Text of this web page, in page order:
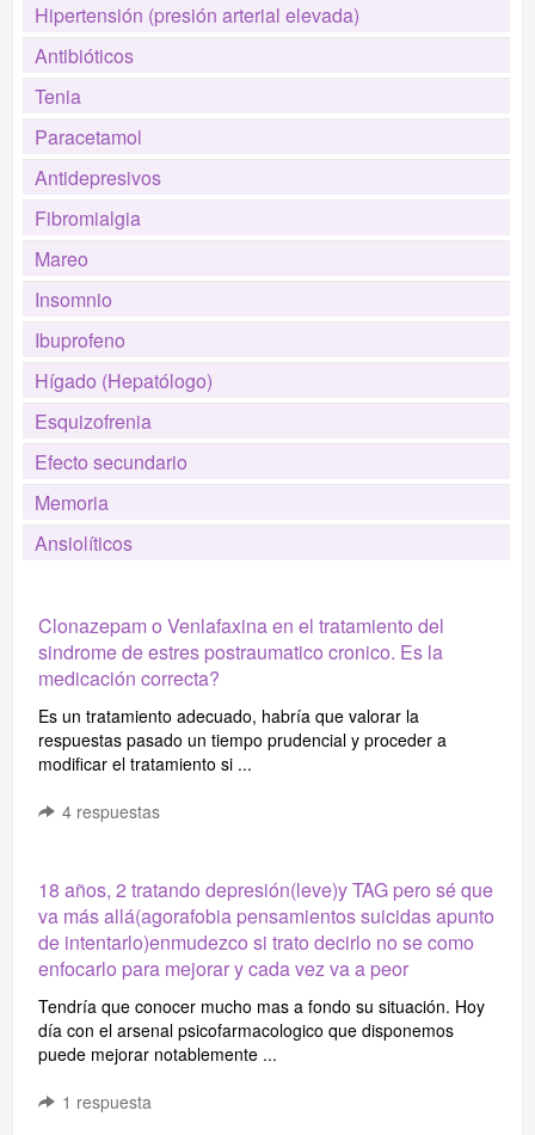
Hipertensión (presión arterial elevada)
Antibióticos
Tenia
Paracetamol
Antidepresivos
Fibromialgia
Mareo
Insomnio
Ibuprofeno
Hígado (Hepatólogo)
Esquizofrenia
Efecto secundario
Memoria
Ansiolíticos
Clonazepam o Venlafaxina en el tratamiento del
sindrome de estres postraumatico cronico. Es la
medicación correcta?
Es un tratamiento adecuado, habría que valorar la
respuestas pasado un tiempo prudencial y proceder a
modificar el tratamiento si ...
4 respuestas
18 años, 2 tratando depresión(leve)y TAG pero sé que
va más allá(agorafobia pensamientos suicidas apunto
de intentarlo)enmudezco si trato decirlo no se como
enfocarlo para mejorar y cada vez va a peor
Tendría que conocer mucho mas a fondo su situación. Hoy
día con el arsenal psicofarmacologico que disponemos
puede mejorar notablemente ...
1 respuesta